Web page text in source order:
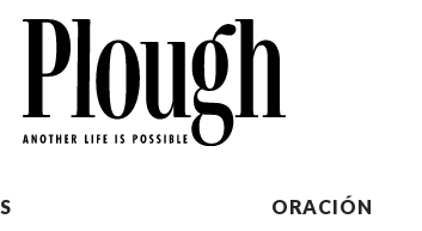
ORACIÓN